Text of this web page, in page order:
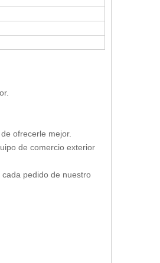
ofrecerle mejor.
de comercio exterior
pedido de nuestro